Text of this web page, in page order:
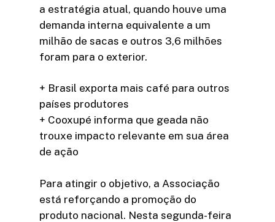
a estratégia atual, quando houve uma
demanda interna equivalente a um
milhão de sacas e outros 3,6 milhões
foram para o exterior.
+ Brasil exporta mais café para outros
países produtores
+ Cooxupé informa que geada não
trouxe impacto relevante em sua área
de ação
Para atingir o objetivo, a Associação
está reforçando a promoção do
produto nacional. Nesta segunda-feira